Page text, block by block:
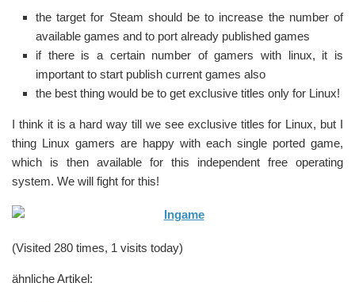
the target for Steam should be to increase the number of
available games and to port already published games
if there is a certain number of gamers with linux, it is
important to start publish current games also
the best thing would be to get exclusive titles only for Linux!
I think it is a hard way till we see exclusive titles for Linux, but I
thing Linux gamers are happy with each single ported game,
which is then available for this independent free operating
system. We will fight for this!
(Visited 280 times, 1 visits today)
ähnliche Artikel: